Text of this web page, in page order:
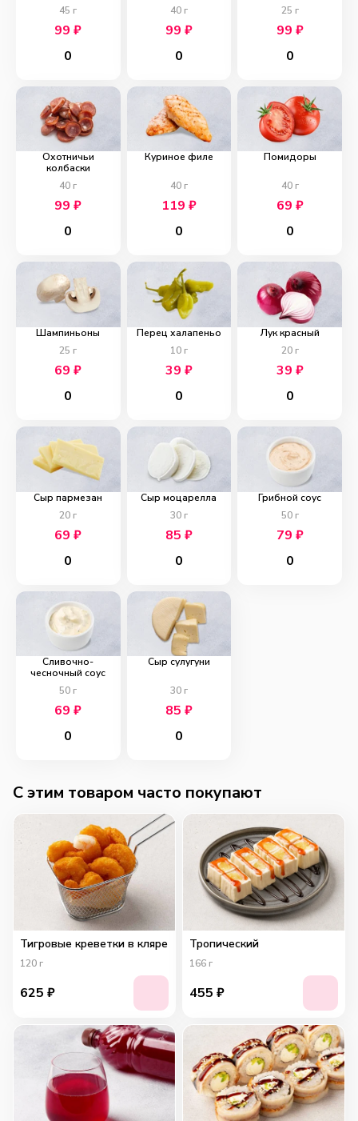
45 г
99₽
0
40г
99 ₽
0
25 г
99 ₽
0
Охотничьи
колбаски
40 г
99₽
0
Куриное филе
40г
119 ₽
0
Помидоры
40г
69 ₽
0
Шампиньоны
25 г
69₽
0
Перец халапеньо
10г
39 ₽
0
Лук красный
20г
39 ₽
0
Сыр пармезан
20 г
69₽
0
Сыр моцарелла
30г
85 ₽
0
Грибной соус
50г
79 ₽
0
Сливочно-
чесночный соус
50 г
69₽
0
Сыр сулугуни
30г
85 ₽
0
C этим товаром часто покупают
Тигровые креветки в кляре
120 г
625 ₽
Тропический
166 г
455 ₽